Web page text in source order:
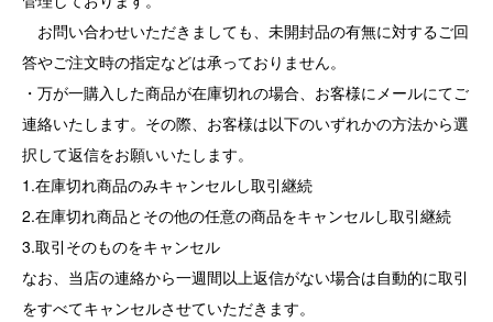
お問い合わせいただきましても、未開封品の有無に対するご回
答やご注文時の指定などは承っておりません。
・万が一購入した商品が在庫切れの場合、お客様にメールにてご
連絡いたします。その際、お客様は以下のいずれかの方法から選
択して返信をお願いいたします。
1.在庫切れ商品のみキャンセルし取引継続
2.在庫切れ商品とその他の任意の商品をキャンセルし取引継続
3.取引そのものをキャンセル
なお、当店の連絡から一週間以上返信がない場合は自動的に取引
をすべてキャンセルさせていただきます。